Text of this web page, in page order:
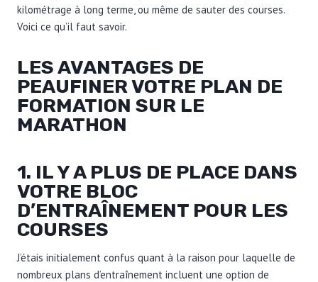
kilométrage à long terme, ou même de sauter des courses.
Voici ce qu’il faut savoir.
LES AVANTAGES DE
PEAUFINER VOTRE PLAN DE
FORMATION SUR LE
MARATHON
1. IL Y A PLUS DE PLACE DANS
VOTRE BLOC
D’ENTRAÎNEMENT POUR LES
COURSES
J’étais initialement confus quant à la raison pour laquelle de
nombreux plans d’entraînement incluent une option de